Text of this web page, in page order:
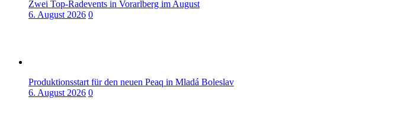
Zwei Top-Radevents in Vorarlberg im August
6. August 2026 0
Produktionsstart für den neuen Peaq in Mladá Boleslav
6. August 2026 0